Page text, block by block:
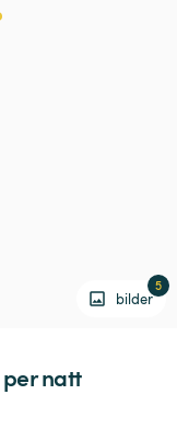
bilder
5
per natt